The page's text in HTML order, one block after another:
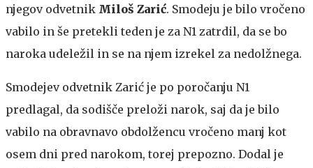
njegov odvetnik Miloš Zarić. Smodeju je bilo vročeno
vabilo in še pretekli teden je za N1 zatrdil, da se bo
naroka udeležil in se na njem izrekel za nedolžnega.
Smodejev odvetnik Zarić je po poročanju N1
predlagal, da sodišče preloži narok, saj da je bilo
vabilo na obravnavo obdolžencu vročeno manj kot
osem dni pred narokom, torej prepozno. Dodal je